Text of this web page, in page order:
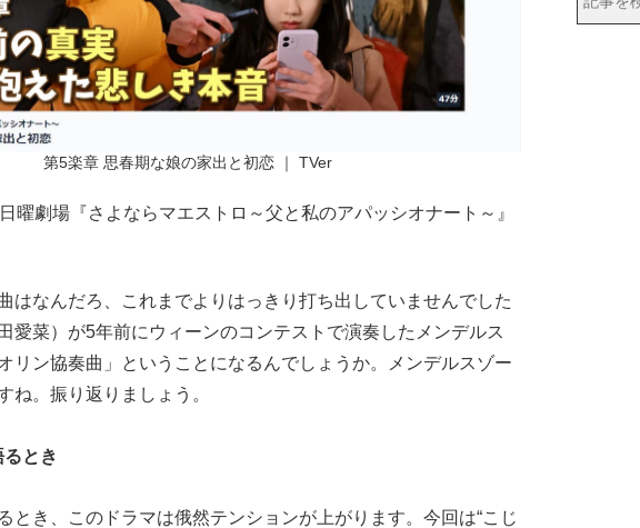
第5楽章 思春期な娘の家出と初恋 ｜ TVer
曜劇場『さよならマエストロ～父と私のアパッシオナート～』
はなんだろ、これまでよりはっきり打ち出していませんでした
愛菜）が5年前にウィーンのコンテストで演奏したメンデルス
リン協奏曲」ということになるんでしょうか。メンデルスゾー
ね。振り返りましょう。
とき
とき、このドラマは俄然テンションが上がります。今回は“こじ